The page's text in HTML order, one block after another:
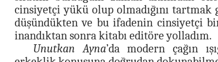
cinsiyetçi yükü olup olmadığını tartmak
düşündükten ve bu ifadenin cinsiyetçi bir
inandıktan sonra kitabı editöre yolladım.
Unutkan Ayna’da modern çağın